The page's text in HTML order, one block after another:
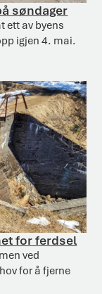
søndager
ett av byens
igjen 4. mai.
for ferdsel
ved
for å fjerne